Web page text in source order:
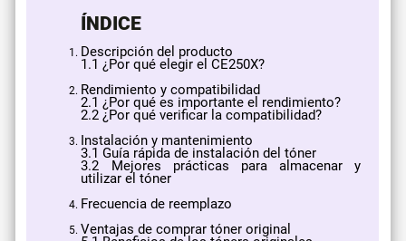
ÍNDICE
Descripción del producto
​1.1 ¿Por qué elegir el CE250X?
Rendimiento y compatibilidad
2.1 ¿Por qué es importante el rendimiento?
2.2 ¿Por qué verificar la compatibilidad?
Instalación y mantenimiento
3.1 Guía rápida de instalación del tóner
3.2 Mejores prácticas para almacenar y
utilizar el tóner
Frecuencia de reemplazo
Ventajas de comprar tóner original